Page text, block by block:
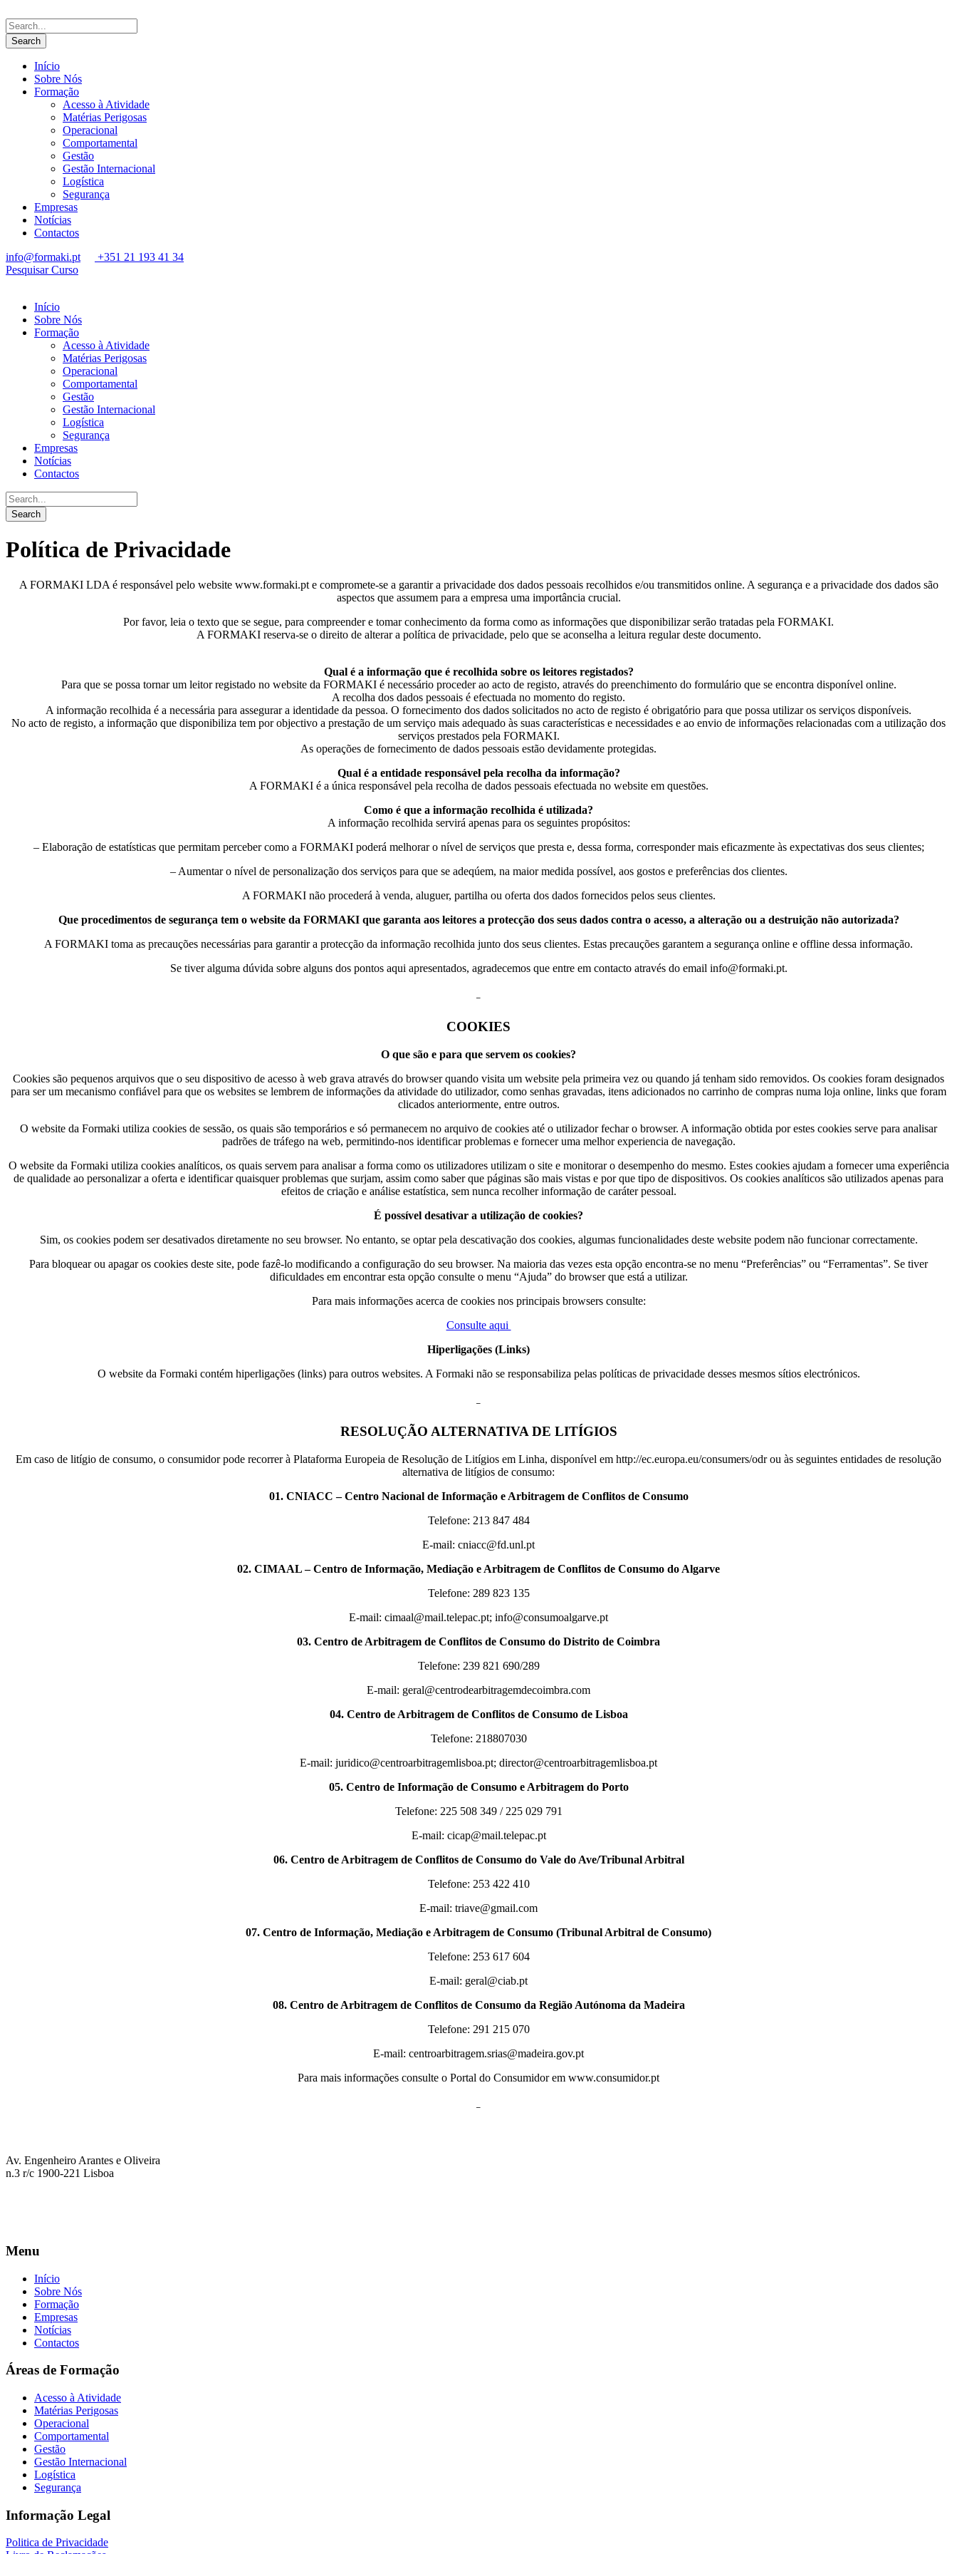
Início
Sobre Nós
Formação
Acesso à Atividade
Matérias Perigosas
Operacional
Comportamental
Gestão
Gestão Internacional
Logística
Segurança
Empresas
Notícias
Contactos
info@formaki.pt
+351 21 193 41 34
Pesquisar Curso
Início
Sobre Nós
Formação
Acesso à Atividade
Matérias Perigosas
Operacional
Comportamental
Gestão
Gestão Internacional
Logística
Segurança
Empresas
Notícias
Contactos
Política de Privacidade
A FORMAKI LDA é responsável pelo website www.formaki.pt e compromete-se a garantir a privacidade dos dados pessoais recolhidos e/ou transmitidos online. A segurança e a privacidade dos dados são
aspectos que assumem para a empresa uma importância crucial.
Por favor, leia o texto que se segue, para compreender e tomar conhecimento da forma como as informações que disponibilizar serão tratadas pela FORMAKI.
A FORMAKI reserva-se o direito de alterar a política de privacidade, pelo que se aconselha a leitura regular deste documento.
Qual é a informação que é recolhida sobre os leitores registados?
Para que se possa tornar um leitor registado no website da FORMAKI é necessário proceder ao acto de registo, através do preenchimento do formulário que se encontra disponível online.
A recolha dos dados pessoais é efectuada no momento do registo.
A informação recolhida é a necessária para assegurar a identidade da pessoa. O fornecimento dos dados solicitados no acto de registo é obrigatório para que possa utilizar os serviços disponíveis.
No acto de registo, a informação que disponibiliza tem por objectivo a prestação de um serviço mais adequado às suas características e necessidades e ao envio de informações relacionadas com a utilização dos
serviços prestados pela FORMAKI.
As operações de fornecimento de dados pessoais estão devidamente protegidas.
Qual é a entidade responsável pela recolha da informação?
A FORMAKI é a única responsável pela recolha de dados pessoais efectuada no website em questões.
Como é que a informação recolhida é utilizada?
A informação recolhida servirá apenas para os seguintes propósitos:
– Elaboração de estatísticas que permitam perceber como a FORMAKI poderá melhorar o nível de serviços que presta e, dessa forma, corresponder mais eficazmente às expectativas dos seus clientes;
– Aumentar o nível de personalização dos serviços para que se adeqúem, na maior medida possível, aos gostos e preferências dos clientes.
A FORMAKI não procederá à venda, aluguer, partilha ou oferta dos dados fornecidos pelos seus clientes.
Que procedimentos de segurança tem o website da FORMAKI que garanta aos leitores a protecção dos seus dados contra o acesso, a alteração ou a destruição não autorizada?
A FORMAKI toma as precauções necessárias para garantir a protecção da informação recolhida junto dos seus clientes. Estas precauções garantem a segurança online e offline dessa informação.
Se tiver alguma dúvida sobre alguns dos pontos aqui apresentados, agradecemos que entre em contacto através do email info@formaki.pt.
–
COOKIES
O que são e para que servem os cookies?
Cookies são pequenos arquivos que o seu dispositivo de acesso à web grava através do browser quando visita um website pela primeira vez ou quando já tenham sido removidos. Os cookies foram designados
para ser um mecanismo confiável para que os websites se lembrem de informações da atividade do utilizador, como senhas gravadas, itens adicionados no carrinho de compras numa loja online, links que foram
clicados anteriormente, entre outros.
O website da Formaki utiliza cookies de sessão, os quais são temporários e só permanecem no arquivo de cookies até o utilizador fechar o browser. A informação obtida por estes cookies serve para analisar
padrões de tráfego na web, permitindo-nos identificar problemas e fornecer uma melhor experiencia de navegação.
O website da Formaki utiliza cookies analíticos, os quais servem para analisar a forma como os utilizadores utilizam o site e monitorar o desempenho do mesmo. Estes cookies ajudam a fornecer uma experiência
de qualidade ao personalizar a oferta e identificar quaisquer problemas que surjam, assim como saber que páginas são mais vistas e por que tipo de dispositivos. Os cookies analíticos são utilizados apenas para
efeitos de criação e análise estatística, sem nunca recolher informação de caráter pessoal.
É possível desativar a utilização de cookies?
Sim, os cookies podem ser desativados diretamente no seu browser. No entanto, se optar pela descativação dos cookies, algumas funcionalidades deste website podem não funcionar correctamente.
Para bloquear ou apagar os cookies deste site, pode fazê-lo modificando a configuração do seu browser. Na maioria das vezes esta opção encontra-se no menu “Preferências” ou “Ferramentas”. Se tiver
dificuldades em encontrar esta opção consulte o menu “Ajuda” do browser que está a utilizar.
Para mais informações acerca de cookies nos principais browsers consulte:
Consulte aqui
Hiperligações (Links)
O website da Formaki contém hiperligações (links) para outros websites. A Formaki não se responsabiliza pelas políticas de privacidade desses mesmos sítios electrónicos.
–
RESOLUÇÃO ALTERNATIVA DE LITÍGIOS
Em caso de litígio de consumo, o consumidor pode recorrer à Plataforma Europeia de Resolução de Litígios em Linha, disponível em http://ec.europa.eu/consumers/odr ou às seguintes entidades de resolução
alternativa de litígios de consumo:
01. CNIACC – Centro Nacional de Informação e Arbitragem de Conflitos de Consumo
Telefone: 213 847 484
E-mail: cniacc@fd.unl.pt
02. CIMAAL – Centro de Informação, Mediação e Arbitragem de Conflitos de Consumo do Algarve
Telefone: 289 823 135
E-mail: cimaal@mail.telepac.pt; info@consumoalgarve.pt
03. Centro de Arbitragem de Conflitos de Consumo do Distrito de Coimbra
Telefone: 239 821 690/289
E-mail: geral@centrodearbitragemdecoimbra.com
04. Centro de Arbitragem de Conflitos de Consumo de Lisboa
Telefone: 218807030
E-mail: juridico@centroarbitragemlisboa.pt; director@centroarbitragemlisboa.pt
05. Centro de Informação de Consumo e Arbitragem do Porto
Telefone: 225 508 349 / 225 029 791
E-mail: cicap@mail.telepac.pt
06. Centro de Arbitragem de Conflitos de Consumo do Vale do Ave/Tribunal Arbitral
Telefone: 253 422 410
E-mail: triave@gmail.com
07. Centro de Informação, Mediação e Arbitragem de Consumo (Tribunal Arbitral de Consumo)
Telefone: 253 617 604
E-mail: geral@ciab.pt
08. Centro de Arbitragem de Conflitos de Consumo da Região Autónoma da Madeira
Telefone: 291 215 070
E-mail: centroarbitragem.srias@madeira.gov.pt
Para mais informações consulte o Portal do Consumidor em www.consumidor.pt
–
Av. Engenheiro Arantes e Oliveira
n.3 r/c 1900-221 Lisboa
Menu
Início
Sobre Nós
Formação
Empresas
Notícias
Contactos
Áreas de Formação
Acesso à Atividade
Matérias Perigosas
Operacional
Comportamental
Gestão
Gestão Internacional
Logística
Segurança
Informação Legal
Politica de Privacidade